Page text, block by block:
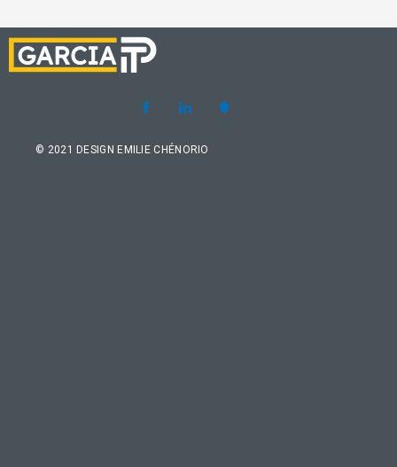
© 2021 DESIGN EMILIE CHÉNORIO